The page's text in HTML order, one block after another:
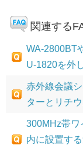
関連する
WA-2800BT
U-1820を外
赤外線会議
ターとリチ
300MHz帯ワ
内に設置す